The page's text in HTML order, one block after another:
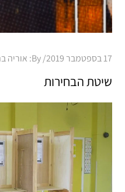
Posted
17 בספטמבר 2019 By: אוריה
שיטת הבחירות